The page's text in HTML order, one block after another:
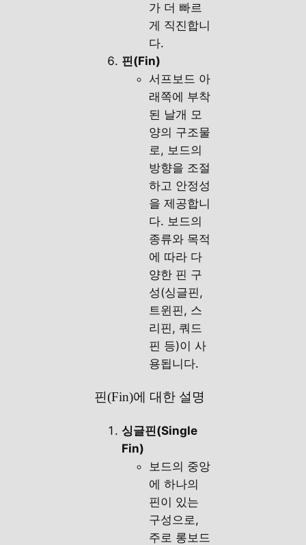
가 더 빠르
게 직진합니
다.
핀(Fin)
서프보드 아
래쪽에 부착
된 날개 모
양의 구조물
로, 보드의
방향을 조절
하고 안정성
을 제공합니
다. 보드의
종류와 목적
에 따라 다
양한 핀 구
성(싱글핀,
트윈핀, 스
리핀, 쿼드
핀 등)이 사
용됩니다.
핀(Fin)에 대한 설명
싱글핀(Single
Fin)
보드의 중앙
에 하나의
핀이 있는
구성으로,
주로 롱보드